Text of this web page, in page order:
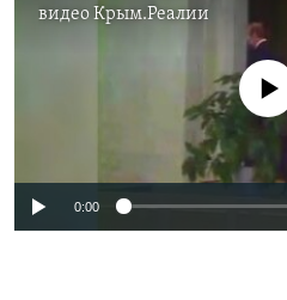
видеоКрым.Реалии
No media source
0:00